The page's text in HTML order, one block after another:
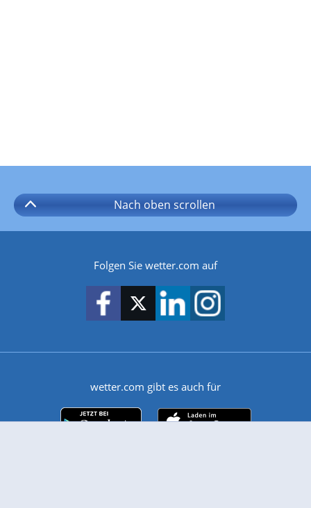
Nach oben scrollen
Folgen Sie wetter.com auf
wetter.com gibt es auch für